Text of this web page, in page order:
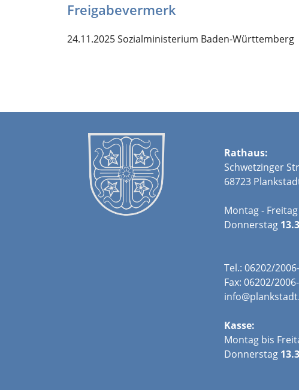
Freigabevermerk
24.11.2025 Sozialministerium Baden-Württemberg
Rathaus:
Schwetzinger
68723
Montag - Freitag
Donnerstag
Tel.: 06202/
Fax: 06202/
Kasse:
Montag bis
Donnerstag